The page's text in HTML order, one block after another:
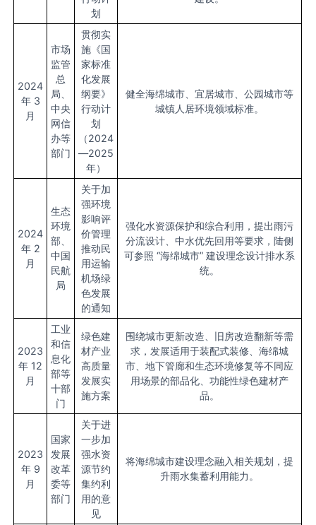
划
2024
年 3
月
市场
监管
总
局、
中央
网信
办等
部门
贯彻实
施《国
家标准
化发展
纲要》
行动计
划
（2024
—2025
年）
健全海绵城市、宜居城市、公园城市等
城镇人居环境领域标准。
2024
年 2
月
生态
环境
部、
中国
民航
局
关于加
强环境
影响评
价管理
推动民
用运输
机场绿
色发展
的通知
强化水资源保护和综合利用，提出雨污
分流设计、中水优先回用等要求，陆侧
可参照 “海绵城市” 建设理念设计排水系
统。
2023
年 12
月
工业
和信
息化
部等
十部
门
绿色建
材产业
高质量
发展实
施方案
围绕城市更新改造、旧房改造翻新等需
求，发展适用于装配式装修、海绵城
市、地下管廊和生态环境修复等不同应
用场景的部品化、功能性绿色建材产
品。
2023
年 9
月
国家
发展
改革
委等
部门
关于进
一步加
强水资
源节约
集约利
用的意
见
将海绵城市建设理念融入相关规划，提
升雨水集蓄利用能力。